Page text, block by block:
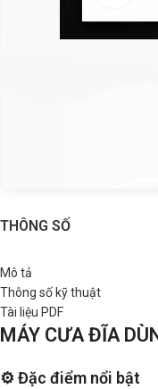
THÔNG SỐ
Mô tả
Thông số kỹ thuật
Tài liệu PDF
MÁY CƯA ĐĨA
⚙️ Đặc điểm nổi bật